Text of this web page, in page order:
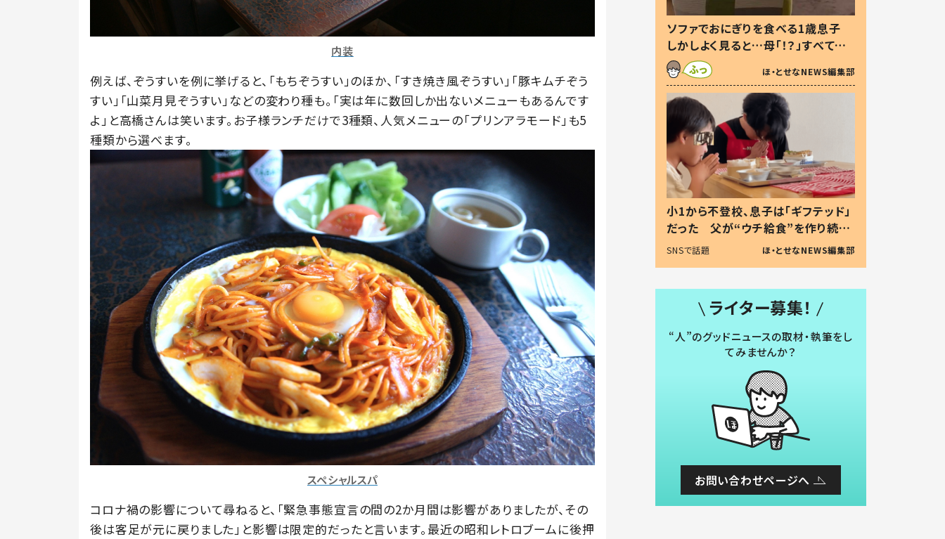
内装
例えば、ぞうすいを例に挙げると、「もちぞうすい」のほか、「すき焼き風ぞうすい」「豚キムチぞう
すい」「山菜月見ぞうすい」などの変わり種も。「実は年に数回しか出ないメニューもあるんです
よ」と高橋さんは笑います。お子様ランチだけで3種類、人気メニューの「プリンアラモード」も5
種類から選べます。
スペシャルスパ
コロナ禍の影響について尋ねると、「緊急事態宣言の間の2か月間は影響がありましたが、その
後は客足が元に戻りました」と影響は限定的だったと言います。最近の昭和レトロブームに後押
ソファでおにぎりを食べる1歳息子
しかしよく見ると…母「！？」すべてを
察した母の投稿に「可愛いから許
す！」「現行犯〜」
ほ・とせなNEWS編集部
小1から不登校、息子は「ギフテッド」
だった 父が“ウチ給食”を作り続け
る理由とは #令和の親 #令和の子
SNSで話題 ほ・とせなNEWS編集部
ライター募集！
“人”のグッドニュースの取材・執筆をし
てみませんか？
お問い合わせページへ